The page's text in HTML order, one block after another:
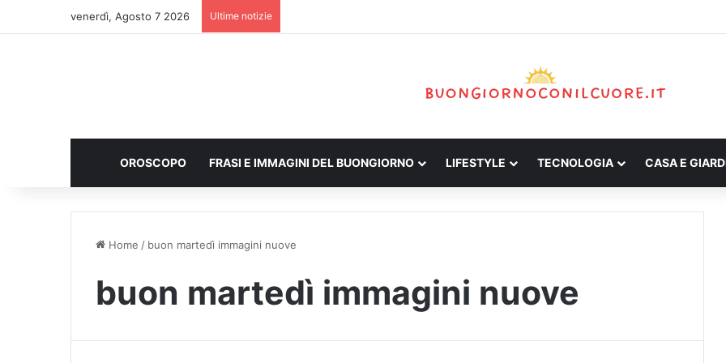
venerdì, Agosto 7 2026 Ultime notizie
OROSCOPO FRASI E IMMAGINI DEL BUONGIORNO LIFESTYLE TECNOLOGIA CASA E
Home / buon martedì immagini nuove
buon martedì immagini nuove